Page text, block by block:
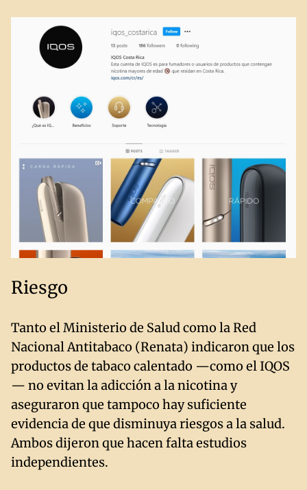
Riesgo
Tanto el Ministerio de Salud como la Red
Nacional Antitabaco (Renata) indicaron que los
productos de tabaco calentado —como el IQOS
— no evitan la adicción a la nicotina y
aseguraron que tampoco hay suficiente
evidencia de que disminuya riesgos a la salud.
Ambos dijeron que hacen falta estudios
independientes.